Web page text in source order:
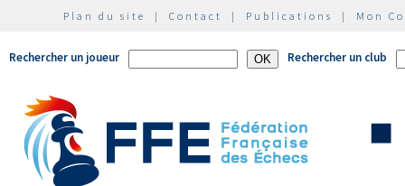
Plan du site | Contact | Publications | Mon
Rechercher un joueur Rechercher un club